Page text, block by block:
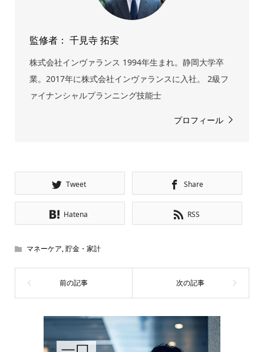
監修者： 千見寺 拓実
株式会社インヴァランス 1994年生まれ。静岡大学卒
業。2017年に株式会社インヴァランスに入社。 2級フ
ァイナンシャルプランニング技能士
プロフィール
Tweet Share
Hatena RSS
マネーケア,貯金・家計